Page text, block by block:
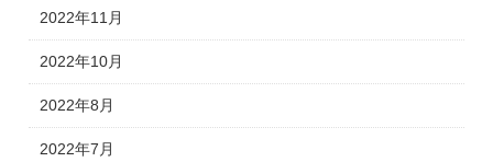
2022年11月
2022年10月
2022年8月
2022年7月